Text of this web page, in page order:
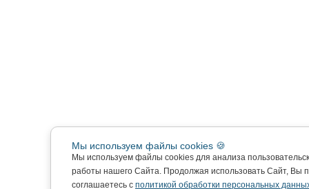
Мы используем файлы cookies 🍪
Мы используем файлы cookies для анализа
работы нашего Сайта. Продолжая использовать Сайт, Вы
соглашаетесь с политикой обработки персональных